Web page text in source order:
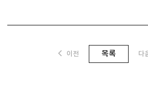
이전 목록 다